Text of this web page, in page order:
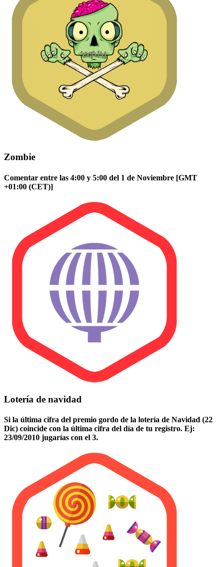
Zombie
Comentar entre las 4:00 y 5:00 del 1 de Noviembre [GMT
+01:00 (CET)]
Lotería de navidad
Si la última cifra del premio gordo de la lotería de Navidad (22
Dic) coincide con la última cifra del día de tu registro. Ej:
23/09/2010 jugarías con el 3.